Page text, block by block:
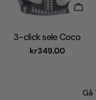
3-click sele Coco
Normal
kr349.00
Gå